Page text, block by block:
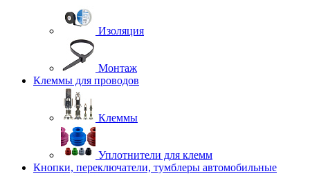
Изоляция
Монтаж
Клеммы для проводов
Клеммы
Уплотнители для клемм
Кнопки, переключатели, тумблеры автомобильные